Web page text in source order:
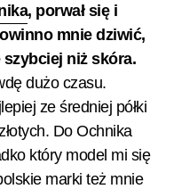
, porwał się i
mnie dziwić,
niż skóra.
dużo czasu.
ze średniej półki
Do Ochnika
który model mi się
marki też mnie